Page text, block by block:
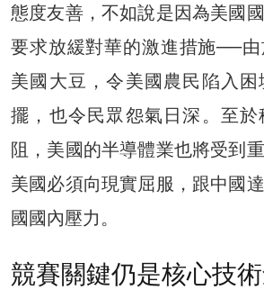
態度友善，不如說是因為美國
要求放緩對華的激進措施──
美國大豆，令美國農民陷入
擺，也令民眾怨氣日深。至
阻，美國的半導體業也將受到
美國必須向現實屈服，跟中國
國國內壓力。
競賽關鍵仍是核心技